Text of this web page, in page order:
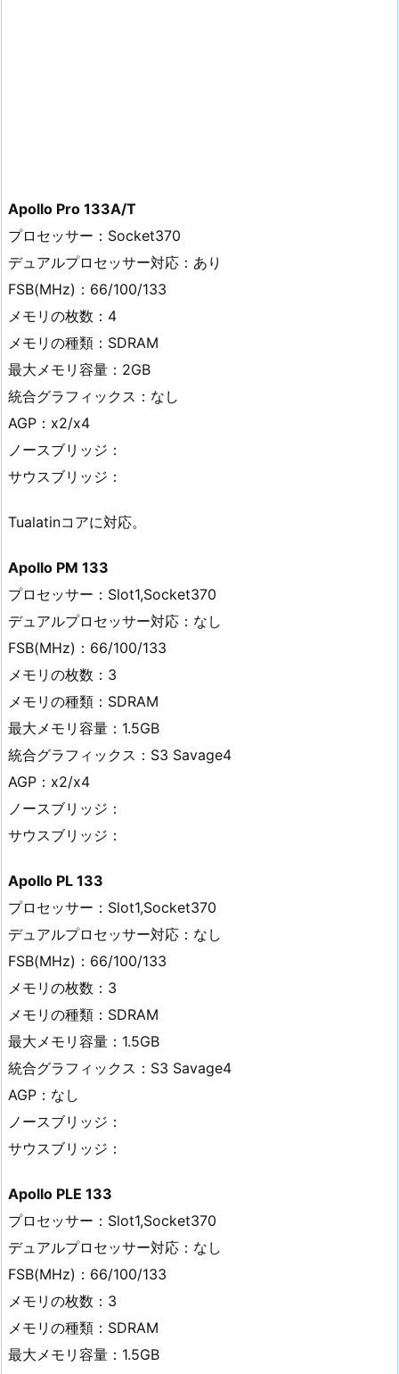
Apollo Pro 133A/T
プロセッサー：Socket370
デュアルプロセッサー対応：あり
FSB(MHz)：66/100/133
メモリの枚数：4
メモリの種類：SDRAM
最大メモリ容量：2GB
統合グラフィックス：なし
AGP：x2/x4
ノースブリッジ：
サウスブリッジ：
Tualatinコアに対応。
Apollo PM 133
プロセッサー：Slot1,Socket370
デュアルプロセッサー対応：なし
FSB(MHz)：66/100/133
メモリの枚数：3
メモリの種類：SDRAM
最大メモリ容量：1.5GB
統合グラフィックス：S3 Savage4
AGP：x2/x4
ノースブリッジ：
サウスブリッジ：
Apollo PL 133
プロセッサー：Slot1,Socket370
デュアルプロセッサー対応：なし
FSB(MHz)：66/100/133
メモリの枚数：3
メモリの種類：SDRAM
最大メモリ容量：1.5GB
統合グラフィックス：S3 Savage4
AGP：なし
ノースブリッジ：
サウスブリッジ：
Apollo PLE 133
プロセッサー：Slot1,Socket370
デュアルプロセッサー対応：なし
FSB(MHz)：66/100/133
メモリの枚数：3
メモリの種類：SDRAM
最大メモリ容量：1.5GB